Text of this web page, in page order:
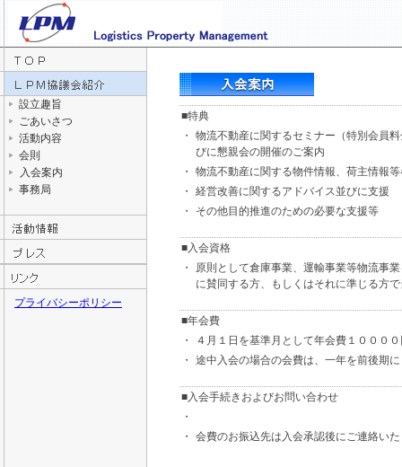
設立趣旨
ごあいさつ
活動内容
会則
入会案内
事務局
プライバシーポリシー
■特典
・
物流不動産に関するセミナー（特別会員
びに懇親会の開催のご案内
・
物流不動産に関する物件情報、荷主情報
・
経営改善に関するアドバイス並びに支援
・
その他目的推進のための必要な支援等
■入会資格
・
原則として倉庫事業、運輸事業等物流事
に賛同する方、もしくはそれに準じる方
■年会費
・
４月１日を基準月として年会費１０００
・
途中入会の場合の会費は、一年を前後期
■入会手続きおよびお問い合わせ
・
・
会費のお振込先は入会承認後にご連絡い